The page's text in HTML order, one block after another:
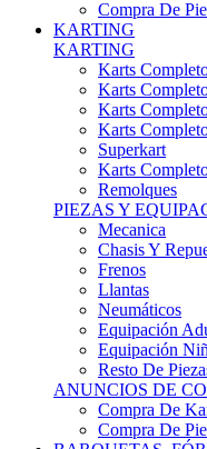
Compra De
KARTING
KARTING
Karts
Karts
Karts
Karts
Superkart
Karts
Remolques
PIEZAS Y
Mecanica
Chasis Y
Frenos
Llantas
Neumáticos
Equipación
Equipación
Resto De
ANUNCIOS DE
Compra De
Compra De